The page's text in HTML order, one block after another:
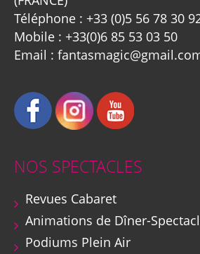
Téléphone : +33 (0)5 56 78 30
Mobile : +33(0)6 85 53 03 50
Email :
NOS SPECTACLES
Revues Cabaret
Animations de Dîner-
Podiums Plein Air